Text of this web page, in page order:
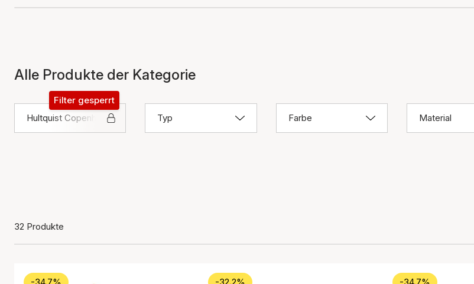
Alle Produkte der Kategorie
Hultquist Copenhagen
Filter gesperrt
Typ
Farbe Material
32 Produkte